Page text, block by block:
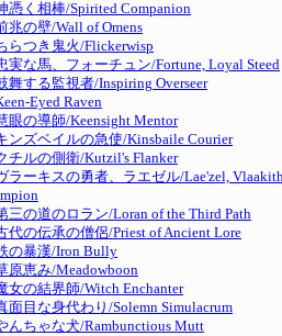
憑く相棒/Spirited Companion
兆の壁/Wall of Omens
らつき鬼火/Flickerwisp
実な馬、フォーチュン/Fortune, Loyal Steed
舞する監視者/Inspiring Overseer
Eyed Raven
眼の導師/Keensight Mentor
ンズベイルの急使/Kinsbaile Courier
チルの側衛/Kutzil's Flanker
ラーキスの勇者、ラエゼル/Lae'zel,
三の道のロラン/Loran of the Third Path
代の伝承の僧侶/Priest of Ancient Lore
の暴漢/Iron Bully
原恵み/Meadowboon
女の結界師/Witch Enchanter
面目な身代わり/Solemn Simulacrum
んちゃな犬/Rambunctious Mutt